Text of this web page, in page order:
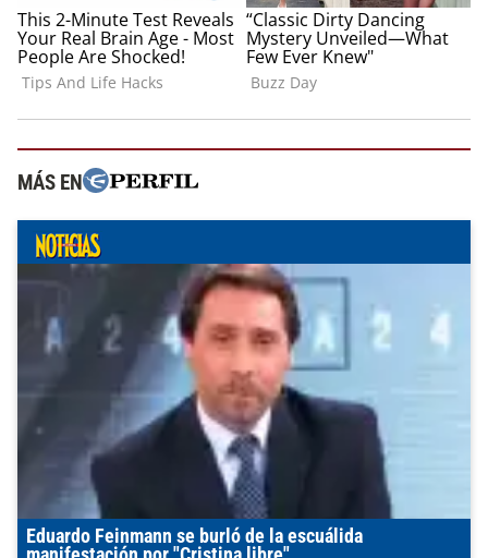
MÁS EN
Eduardo Feinmann se burló de la escuálida